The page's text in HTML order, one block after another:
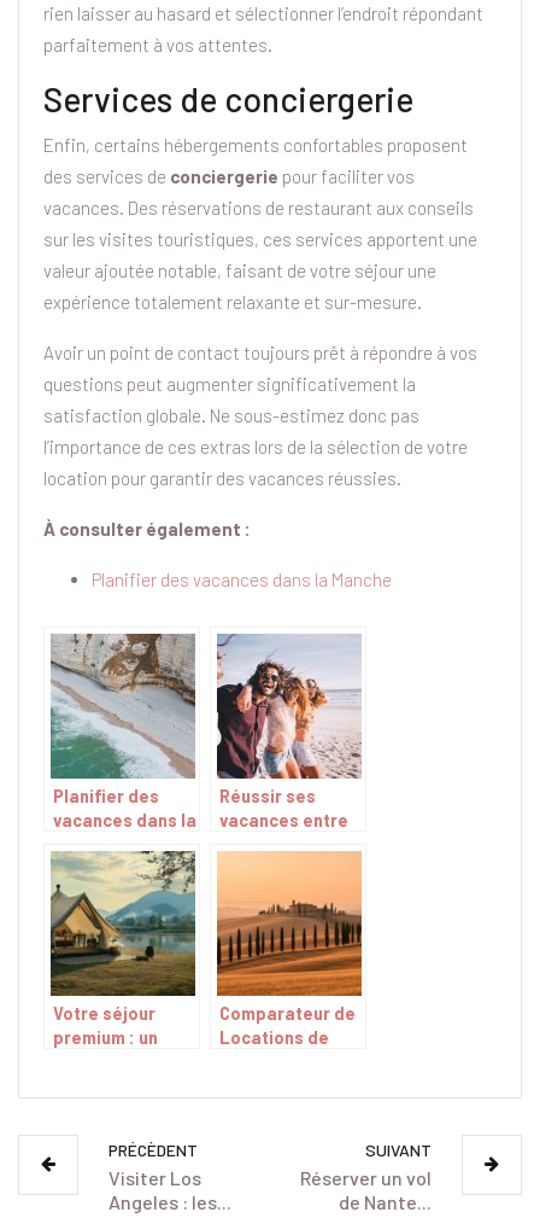
rien laisser au hasard et sélectionner l’endroit répondant
parfaitement à vos attentes.
Services de conciergerie
Enfin, certains hébergements confortables proposent
des services de conciergerie pour faciliter vos
vacances. Des réservations de restaurant aux conseils
sur les visites touristiques, ces services apportent une
valeur ajoutée notable, faisant de votre séjour une
expérience totalement relaxante et sur-mesure.
Avoir un point de contact toujours prêt à répondre à vos
questions peut augmenter significativement la
satisfaction globale. Ne sous-estimez donc pas
l’importance de ces extras lors de la sélection de votre
location pour garantir des vacances réussies.
À consulter également :
Planifier des vacances dans la Manche
Planifier des
vacances dans la
Réussir ses
vacances entre
Votre séjour
premium : un
d’exception avec
équipements
dernier cri
Comparateur de
Locations de
Tuscany et
Cozycozy
PRÉCÈDENT
Visiter Los
Angeles : les...
SUIVANT
Réserver un vol
de Nante...